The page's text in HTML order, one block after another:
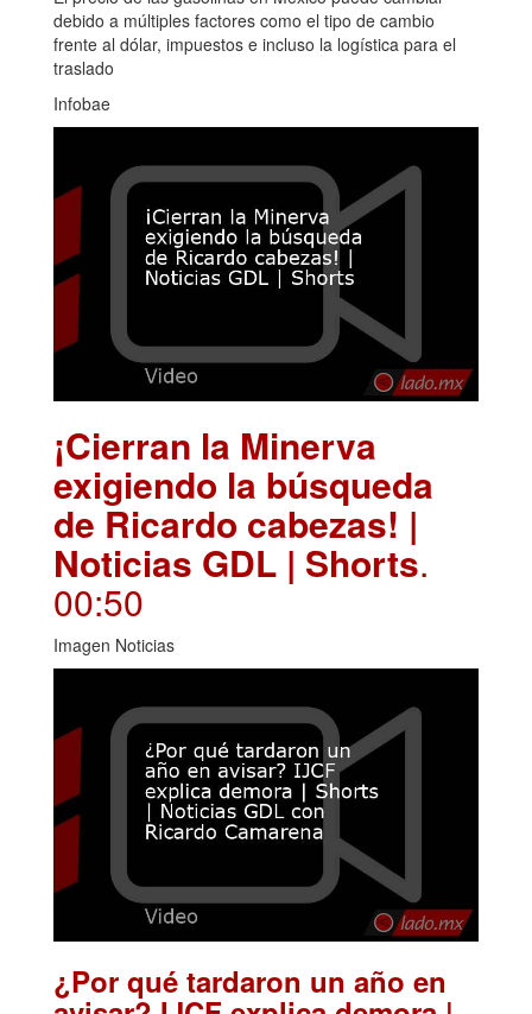
debido a múltiples factores como el tipo de cambio
frente al dólar, impuestos e incluso la logística para el
traslado
Infobae
¡Cierran la Minerva
exigiendo la búsqueda
de Ricardo cabezas! |
Noticias GDL | Shorts.
00:50
Imagen Noticias
¿Por qué tardaron un año en